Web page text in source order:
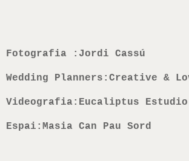
Fotografia :Jordi Cassú
Wedding Planners:Creative &
Videografia:Eucaliptus Estudio
Espai:Masia Can Pau Sord